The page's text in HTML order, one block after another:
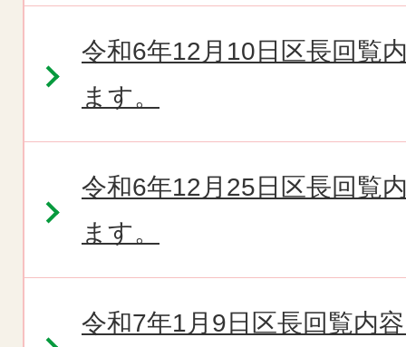
令和6年12月10日区長回覧
ます。
令和6年12月25日区長回覧
ます。
令和7年1月9日区長回覧内